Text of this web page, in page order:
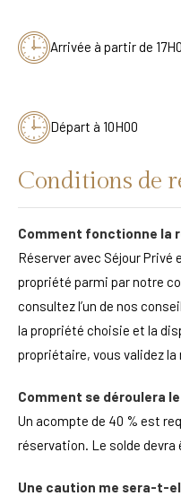
Arrivée à partir de
Départ à 10H00
Conditions de
Comment fonctionne la
Réserver avec Séjour
propriété parmi par notre
consultez l’un de nos
la propriété choisie et la
propriétaire, vous validez
Comment se déroulera
Un acompte de 40 % est
réservation. Le solde devra
Une caution me sera-t-